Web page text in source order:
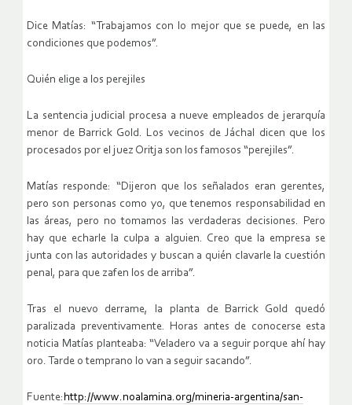
Dice Matías: “Trabajamos con lo mejor que se puede, en las
condiciones que podemos”.
Quién elige a los perejiles
La sentencia judicial procesa a nueve empleados de jerarquía
menor de Barrick Gold. Los vecinos de Jáchal dicen que los
procesados por el juez Oritja son los famosos “perejiles”.
Matías responde: “Dijeron que los señalados eran gerentes,
pero son personas como yo, que tenemos responsabilidad en
las áreas, pero no tomamos las verdaderas decisiones. Pero
hay que echarle la culpa a alguien. Creo que la empresa se
junta con las autoridades y buscan a quién clavarle la cuestión
penal, para que zafen los de arriba”.
Tras el nuevo derrame, la planta de Barrick Gold quedó
paralizada preventivamente. Horas antes de conocerse esta
noticia Matías planteaba: “Veladero va a seguir porque ahí hay
oro. Tarde o temprano lo van a seguir sacando”.
Fuente: http://www.noalamina.org/mineria-argentina/san-